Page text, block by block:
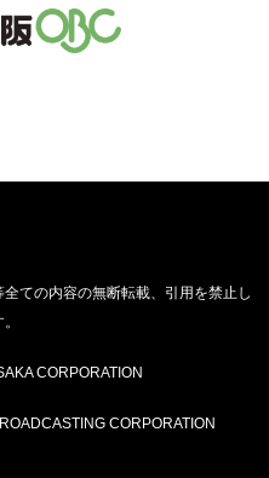
ての内容の無断転載、引用を禁止し
CORPORATION
CORPORATION